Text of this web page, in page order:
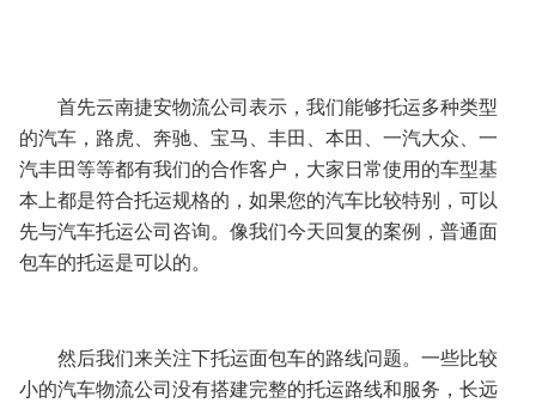
首先云南捷安物流公司表示，我们能够托运多种类型
的汽车，路虎、奔驰、宝马、丰田、本田、一汽大众、一
汽丰田等等都有我们的合作客户，大家日常使用的车型基
本上都是符合托运规格的，如果您的汽车比较特别，可以
先与汽车托运公司咨询。像我们今天回复的案例，普通面
包车的托运是可以的。
然后我们来关注下托运面包车的路线问题。一些比较
小的汽车物流公司没有搭建完整的托运路线和服务，长远